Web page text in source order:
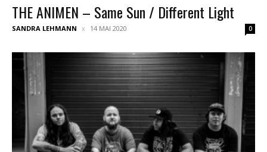
THE ANIMEN – Same Sun / Different Light
SANDRA LEHMANN 14 MAI 2020 0